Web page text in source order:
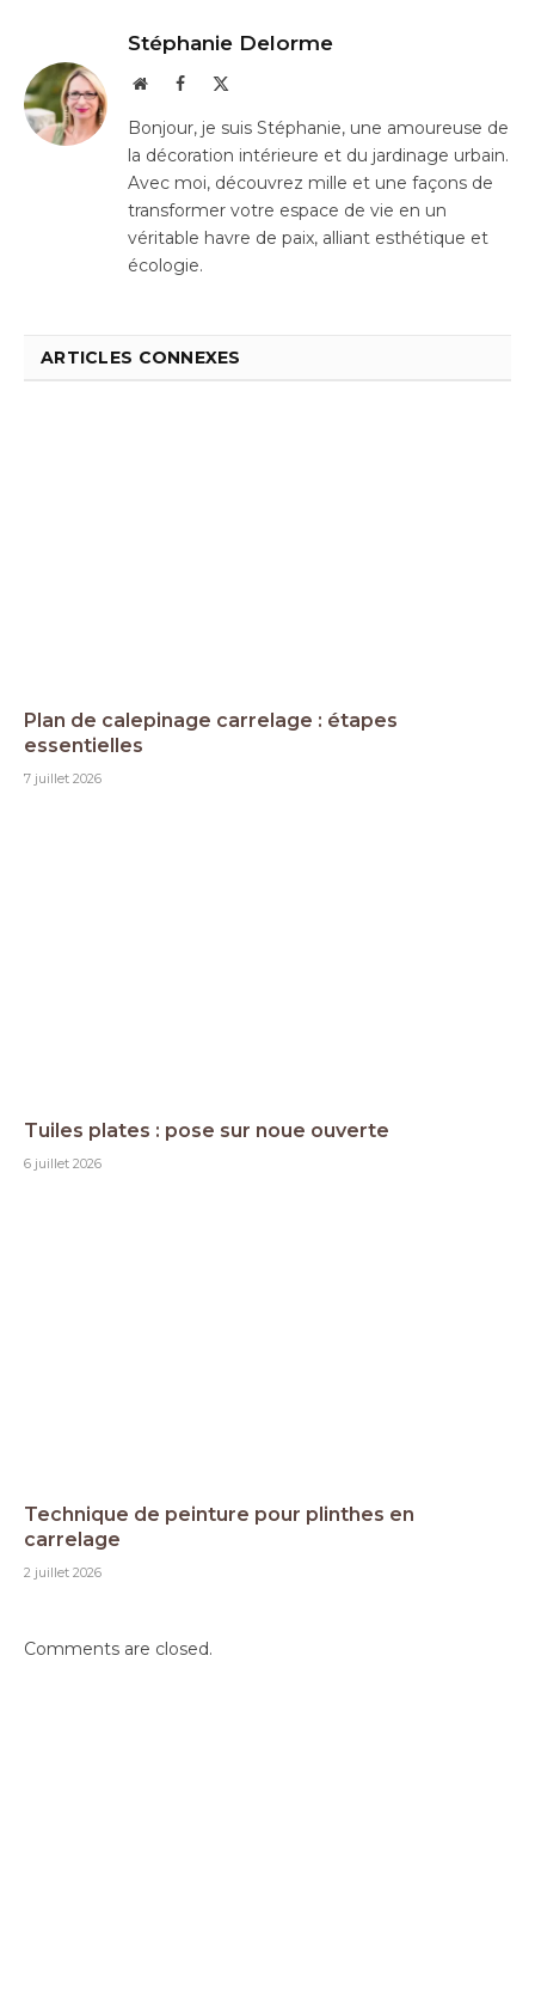
Stéphanie Delorme
WebsiteFacebook
Bonjour, je suis Stéphanie, une amoureuse de
la décoration intérieure et du jardinage urbain.
Avec moi, découvrez mille et une façons de
transformer votre espace de vie en un
véritable havre de paix, alliant esthétique et
écologie.
ARTICLES CONNEXES
Plan de calepinage carrelage : étapes
essentielles
7 juillet 2026
Tuiles plates : pose sur noue ouverte
6 juillet 2026
Technique de peinture pour plinthes en
carrelage
2 juillet 2026
Comments are closed.